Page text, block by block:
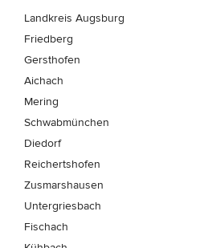
Landkreis Augsburg
Friedberg
Gersthofen
Aichach
Mering
Schwabmünchen
Diedorf
Reichertshofen
Zusmarshausen
Untergriesbach
Fischach